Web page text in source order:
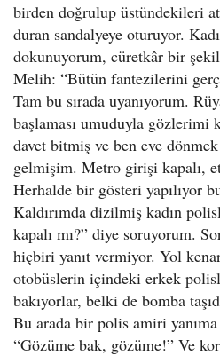
birden doğrulup üstündekileri
duran sandalyeye oturuyor.
dokunuyorum, cüretkâr bir
Melih: “Bütün fantezilerini
Tam bu sırada uyanıyorum.
başlaması umuduyla gözlerimi
davet bitmiş ve ben eve
gelmişim. Metro girişi kapalı,
Herhalde bir gösteri yapılıyor
Kaldırımda dizilmiş kadın
kapalı mı?” diye soruyorum.
hiçbiri yanıt vermiyor. Yol
otobüslerin içindeki erkek
bakıyorlar, belki de bomba
Bu arada bir polis amiri yanıma
“Gözüme bak, gözüme!” Ve